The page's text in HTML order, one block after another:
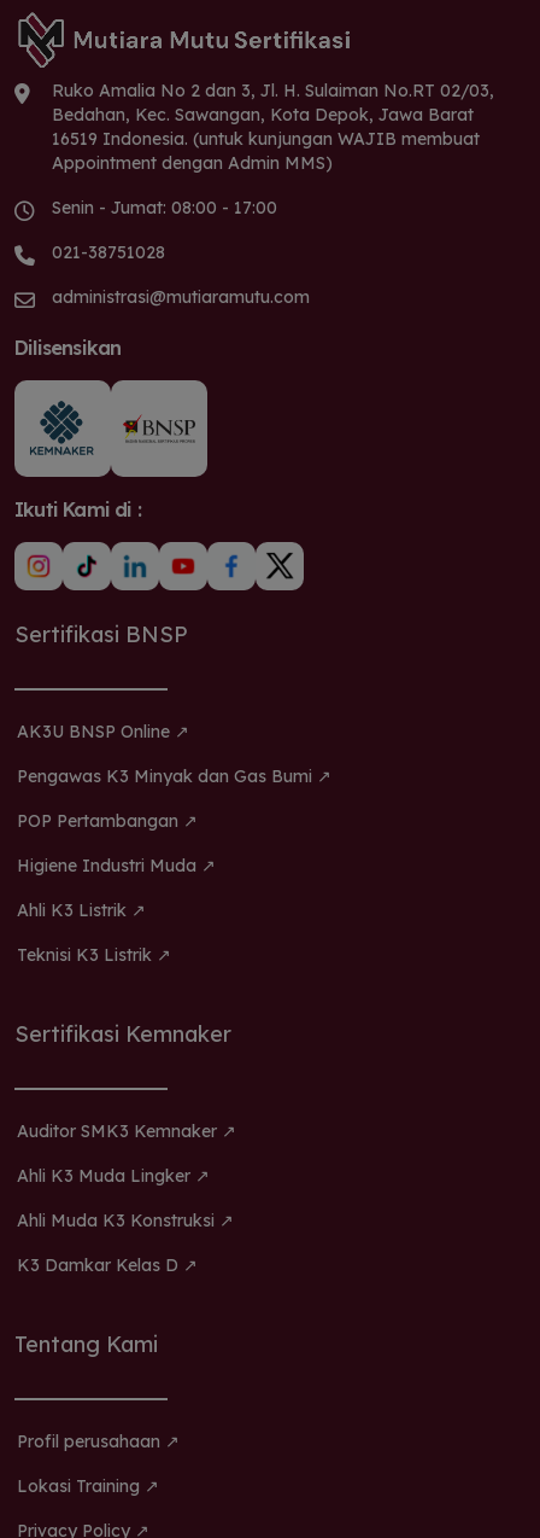
Ruko Amalia No 2 dan 3, Jl. H. Sulaiman No.RT 02/03,
Bedahan, Kec. Sawangan, Kota Depok, Jawa Barat
16519 Indonesia. (untuk kunjungan WAJIB membuat
Appointment dengan Admin MMS)
Senin - Jumat: 08:00 - 17:00
021-38751028
administrasi@mutiaramutu.com
Dilisensikan
Ikuti Kami di :
Sertifikasi BNSP
AK3U BNSP Online ↗
Pengawas K3 Minyak dan Gas Bumi ↗
POP Pertambangan ↗
Higiene Industri Muda ↗
Ahli K3 Listrik ↗
Teknisi K3 Listrik ↗
Sertifikasi Kemnaker
Auditor SMK3 Kemnaker ↗
Ahli K3 Muda Lingker ↗
Ahli Muda K3 Konstruksi ↗
K3 Damkar Kelas D ↗
Tentang Kami
Profil perusahaan ↗
Lokasi Training ↗
Privacy Policy ↗